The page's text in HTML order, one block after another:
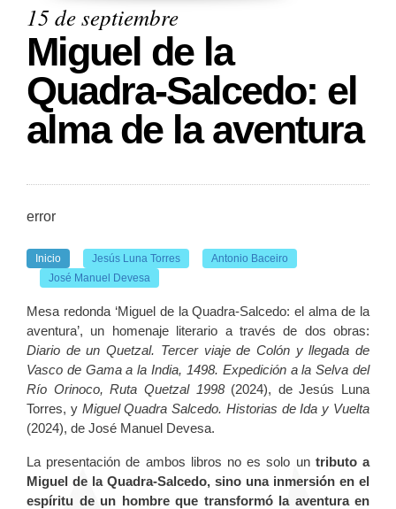
15 de septiembre
Miguel de la
Quadra-Salcedo: el
alma de la aventura
error
Inicio Jesús Luna Torres
Antonio Baceiro
José Manuel Devesa
Mesa redonda ‘Miguel de la Quadra-Salcedo: el alma de la
aventura’, un homenaje literario a través de dos obras:
Diario de un Quetzal. Tercer viaje de Colón y llegada de
Vasco de Gama a la India, 1498. Expedición a la Selva del
Río Orinoco, Ruta Quetzal 1998(2024), de Jesús Luna
Torres, yMiguel Quadra Salcedo. Historias de Ida y Vuelta
(2024), de José Manuel Devesa.
La presentación de ambos libros no es solo un tributo a
Miguel de la Quadra-Salcedo, sino una inmersión en el
espíritu de un hombre que transformó la aventura en